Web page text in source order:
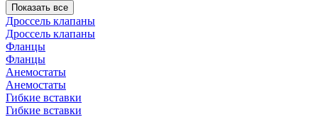
Показать все
Дроссель клапаны
Дроссель клапаны
Фланцы
Фланцы
Анемостаты
Анемостаты
Гибкие вставки
Гибкие вставки